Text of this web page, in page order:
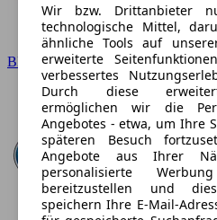
BMW
Wir bzw. Drittanbieter
technologische Mittel,
ähnliche Tools auf
erweiterte
verbessertes
Durch diese
ermöglichen wir die
Angebotes - etwa, um Ihre
späteren Besuch
Angebote aus Ihrer
personalisierte
bereitzustellen und
speichern Ihre E-Mail-